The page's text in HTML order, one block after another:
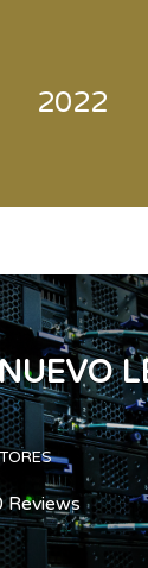
2022
Reviews